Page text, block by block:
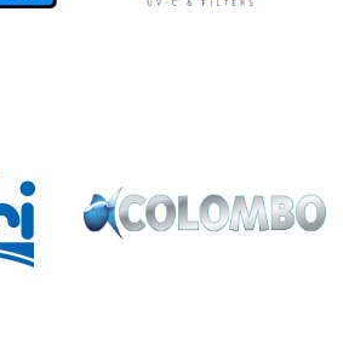
que DGMA, Pontec, Blue Lagon
disponibles pour faciliter
de filtration.
un filtre chez